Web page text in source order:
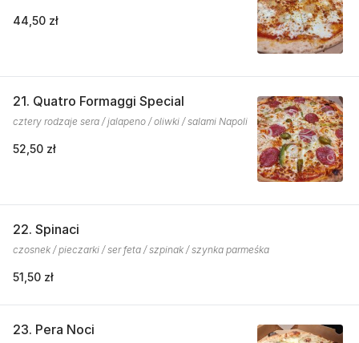
44,50 zł
21. Quatro Formaggi Special
cztery rodzaje sera / jalapeno / oliwki / salami Napoli
52,50 zł
22. Spinaci
czosnek / pieczarki / ser feta / szpinak / szynka parmeśka
51,50 zł
23. Pera Noci